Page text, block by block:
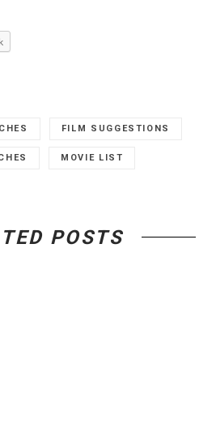
FILM SUGGESTIONS
MOVIE LIST
POSTS